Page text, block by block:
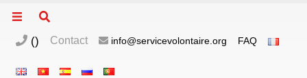
() Contact info@servicevolontaire.org FAQ